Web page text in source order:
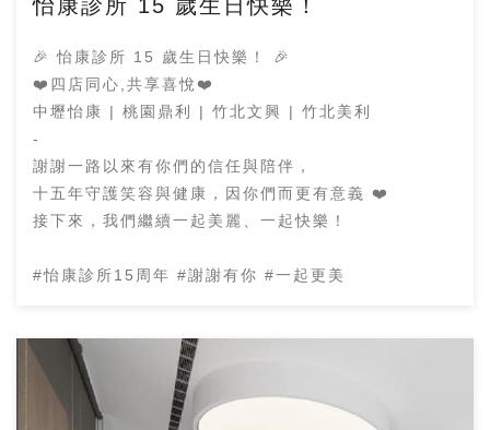
怡康診所 15 歲生日快樂！
🎉 怡康診所 15 歲生日快樂！ 🎉
❤️四店同心,共享喜悅❤️
中壢怡康 | 桃園鼎利 | 竹北文興 | 竹北美利
-
謝謝一路以來有你們的信任與陪伴，
十五年守護笑容與健康，因你們而更有意義 ❤️
接下來，我們繼續一起美麗、一起快樂！
#怡康診所15周年 #謝謝有你 #一起更美